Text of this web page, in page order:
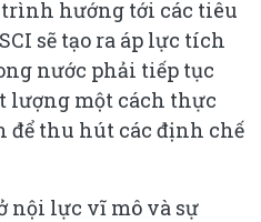
hướng tới các tiêu
sẽ tạo ra áp lực tích
nước phải tiếp tục
lượng một cách thực
để thu hút các định chế
nội lực vĩ mô và sự